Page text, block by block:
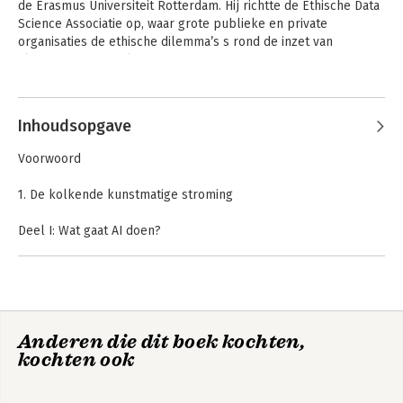
de Erasmus Universiteit Rotterdam. Hij richtte de Ethische Data
Science Associatie op, waar grote publieke en private
organisaties de ethische dilemma’s s rond de inzet van
Inhoudsopgave
Voorwoord
1. De kolkende kunstmatige stroming
Deel I: Wat gaat AI doen?
5. Het grotere plaatje: technische revoluties en
maatschappelijke verschuivingen
Anderen die dit boek kochten,
kochten ook